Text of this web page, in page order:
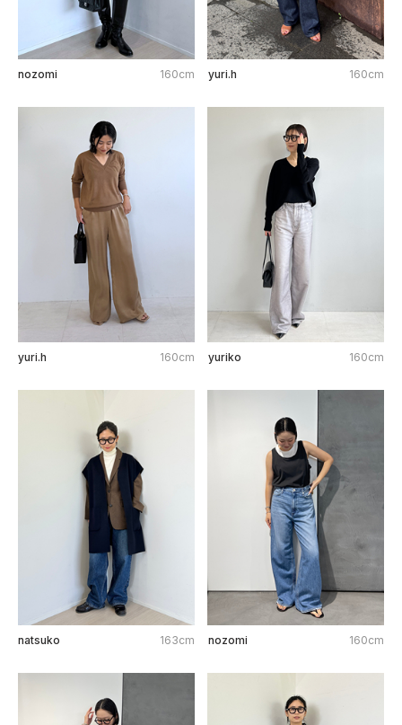
nozomi 160cm yuri.h 160cm
yuri.h 160cm yuriko 160cm
natsuko 163cm nozomi 160cm